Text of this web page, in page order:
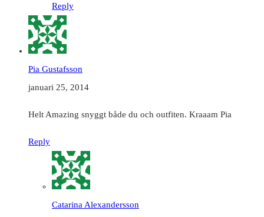
Reply
Pia Gustafsson
januari 25, 2014
Helt Amazing snyggt både du och outfiten. Kraaam Pia
Reply
Catarina Alexandersson